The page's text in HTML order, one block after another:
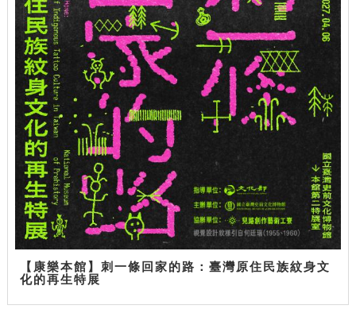
【康樂本館】刺一條回家的路：臺灣原住民族紋身文
化的再生特展